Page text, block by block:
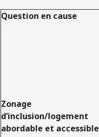
Question en cause
Zonage
d’inclusion/logement
abordable et accessible